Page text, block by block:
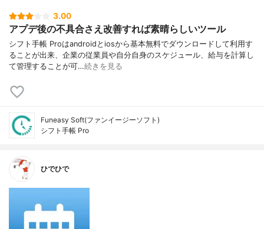
3.00
アプデ後の不具合さえ改善すれば素晴らしいツール
シフト手帳 Proはandroidとiosから基本無料でダウンロードして利用す
ることが出来、企業の従業員や自分自身のスケジュール、給与を計算し
て管理することが可…続きを見る
Funeasy Soft(ファンイージーソフト)
シフト手帳 Pro
ひでひで